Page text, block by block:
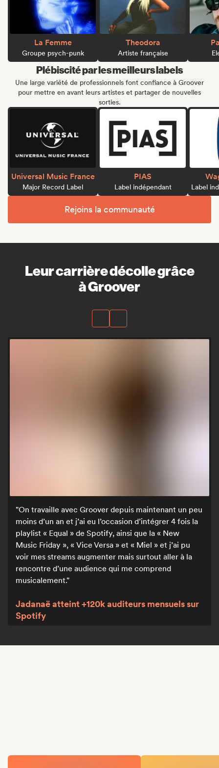
La Femme
Groupe psych-punk
Theodora
Artiste française
Plébiscité par les meilleurs labels
Une large variété de professionnels font confiance à Groover
pour mettre en avant leurs artistes et partager de nouvelles
sorties.
Universal Music France
Major Record Label
PIAS
Label indépendant Label
Rejoins la communauté
Leur carrière décolle grâce
à Groover
On travaille avec Groover depuis maintenant un peu
moins d’un an et j’ai eu l’occasion d’intégrer 4 fois la
playlist « Equal » de Spotify, ainsi que la « New
Music Friday », « Vice Versa » et « Miel » et j’ai pu
voir mes streams augmenter mais surtout aller à la
rencontre d’une audience qui me comprend
musicalement.
Jadanaë atteint +120k auditeurs mensuels sur
Spotify